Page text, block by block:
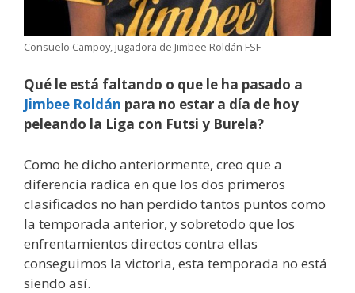
Consuelo Campoy, jugadora de Jimbee Roldán FSF
Qué le está faltando o que le ha pasado a
Jimbee Roldán para no estar a día de hoy
peleando la Liga con Futsi y Burela?
Como he dicho anteriormente, creo que a
diferencia radica en que los dos primeros
clasificados no han perdido tantos puntos como
la temporada anterior, y sobretodo que los
enfrentamientos directos contra ellas
conseguimos la victoria, esta temporada no está
siendo así.